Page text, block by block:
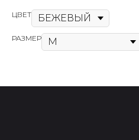
ЦВЕТ
РАЗМЕР